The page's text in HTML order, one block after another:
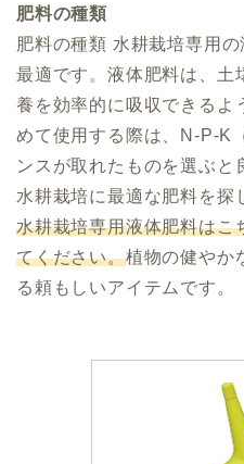
肥料の種類
肥料の種類 水耕栽培専用
最適です。液体肥料は、土
養を効率的に吸収できるよ
めて使用する際は、N-P-K
ンスが取れたものを選ぶと
水耕栽培に最適な肥料を探
水耕栽培専用液体肥料はこ
てください。植物の健やか
る頼もしいアイテムです。